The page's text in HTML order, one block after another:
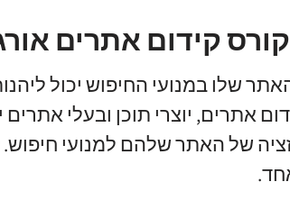
קידום אתרים
שלו במנועי החיפוש יכול
אתרים, יוצרי תוכן ובעלי
של האתר שלהם למנועי